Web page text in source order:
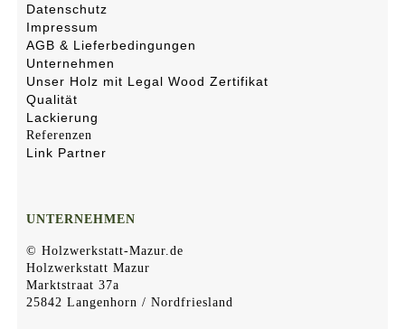
Datenschutz
Impressum
AGB & Lieferbedingungen
Unternehmen
Unser Holz mit Legal Wood Zertifikat
Qualität
Lackierung
Referenzen
Link Partner
UNTERNEHMEN
© Holzwerkstatt-Mazur.de
Holzwerkstatt Mazur
Marktstraat 37a
25842 Langenhorn / Nordfriesland